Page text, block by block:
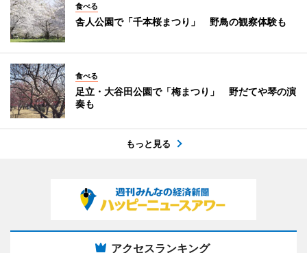
食べる
舎人公園で「千本桜まつり」 野鳥の観察体験も
食べる
足立・大谷田公園で「梅まつり」 野だてや琴の演
奏も
もっと見る
アクセスランキング